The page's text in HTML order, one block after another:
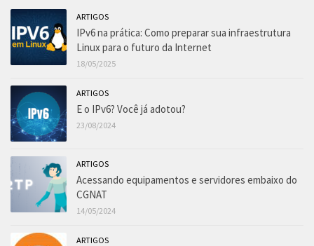
ARTIGOS
IPv6 na prática: Como preparar sua infraestrutura
Linux para o futuro da Internet
18/05/2025
ARTIGOS
E o IPv6? Você já adotou?
23/08/2024
ARTIGOS
Acessando equipamentos e servidores embaixo do
CGNAT
14/05/2024
ARTIGOS